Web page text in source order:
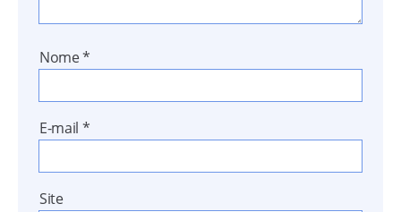
Nome*
E-mail *
Site